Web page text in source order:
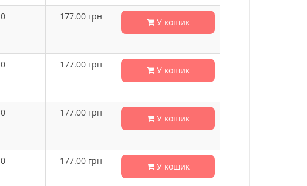
0 177.00грн
У кошик
0 177.00грн
У кошик
0 177.00грн
У кошик
0 177.00грн
У кошик